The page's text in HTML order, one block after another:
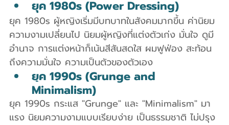
ยุค 1980s (Power Dressing)
ยุค 1980s ผู้หญิงเริ่มมีบทบาทในสังคมมากขึ้น ค่านิยม
ความงามเปลี่ยนไป นิยมผู้หญิงที่แต่งตัวเก่ง มั่นใจ ดูมี
อำนาจ การแต่งหน้าก็เน้นสีสันสดใส ผมฟูฟ่อง สะท้อน
ถึงความมั่นใจ ความเป็นตัวของตัวเอง
ยุค 1990s (Grunge and
Minimalism)
ยุค 1990s กระแส "Grunge" และ "Minimalism" มา
แรง นิยมความงามแบบเรียบง่าย เป็นธรรมชาติ ไม่ปรุง